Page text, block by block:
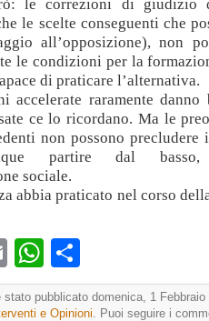
le correzioni di giudizio
le scelte conseguenti che
all’opposizione), non
le condizioni per la
di praticare l’alternativa.
accelerate raramente
ce lo ricordano. Ma le
non possono precludere
partire dal basso,
sociale.
abbia praticato nel corso
EmailWhatsApp
pubblicato domenica, 1 Febbraio
e Opinioni . Puoi seguire i